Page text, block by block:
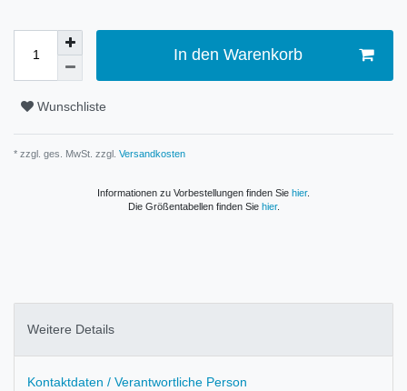
In den Warenkorb
Wunschliste
* zzgl. ges. MwSt. zzgl. Versandkosten
Informationen zu Vorbestellungen finden Sie hier.
Die Größentabellen finden Sie hier.
Weitere Details
Kontaktdaten / Verantwortliche Person